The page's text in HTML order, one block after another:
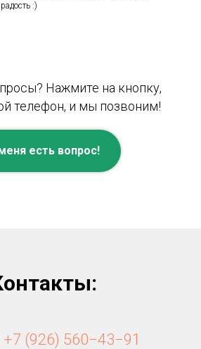
:)
Нажмите на кнопку,
телефон, и мы позвоним!
есть вопрос!
+7 (926) 560−43−91